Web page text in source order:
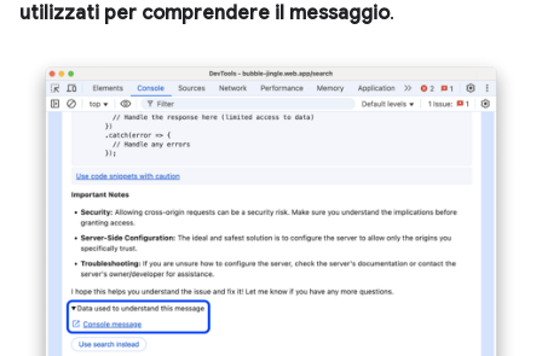
utilizzati per comprendere il messaggio.